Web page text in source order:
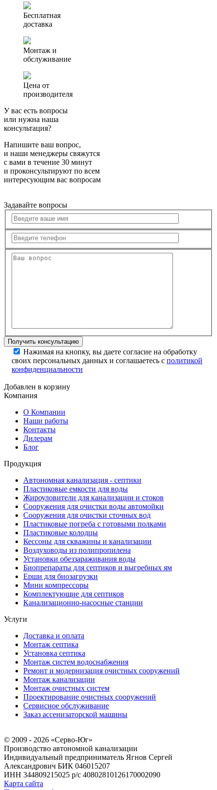
ПРОФИ
Бесплатная
доставка
Монтаж и
обслуживание
Цена от
производителя
У вас есть вопросы
или нужна наша
консультация?
Напишите ваш вопрос,
и наши менеджеры свяжутся
с вами в течение 30 минут
и проконсультируют по всем
интересующим вас вопросам
Задавайте вопросы
Нажимая на кнопку, вы даете согласие на обработку
своих персональных данных и соглашаетесь с политикой
конфиденциальности
Добавлен в корзину
Компания
О Компании
Наши работы
Контакты
Дилерам
Блог
Продукция
Автономная канализация - септики
Пластиковые емкости для воды
Жироуловители для канализации и стоков
Сооружения для очистки воды автомойки
Сооружения для очистки сточных вод
Пластиковые погреба с готовыми полками
Пластиковые колодцы
Кессоны для скважины и канализации
Воздуховоды из полипропилена
Установки обеззараживания воды
Биопрепараты для септиков и выгребных ям
Ерши для биозагрузки
Мини компрессоры
Комплектующие для септиков
Канализационно-насосные станции
Услуги
Доставка и оплата
Монтаж септика
Установка септика
Монтаж систем водоснабжения
Ремонт и модернизация очистных сооружений
Монтаж канализации
Монтаж очистных систем
Проектирование очистных сооружений
Сервисное обслуживание
Заказ ассенизаторской машины
© 2009 - 2026 «Серво-Юг»
Производство автономной канализации
Индивидуальный предприниматель Ягнов Сергей
Александрович БИК 046015207
ИНН 344809215025 р/с 40802810126170002090
Карта сайта